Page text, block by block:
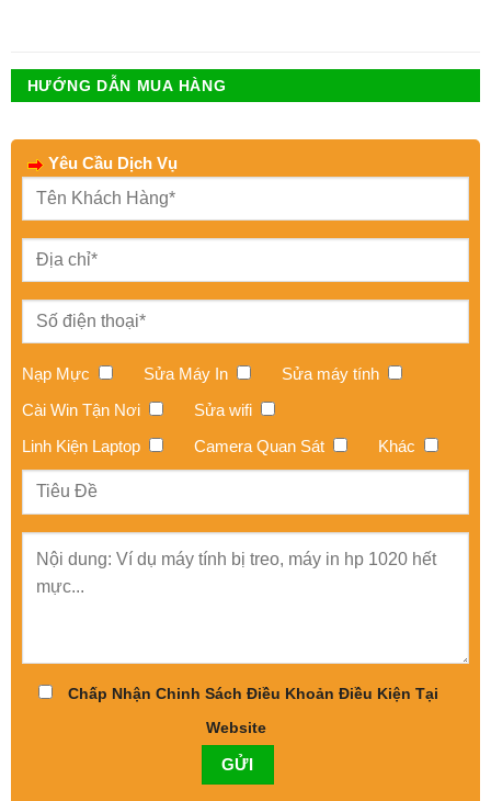
HƯỚNG DẪN MUA HÀNG
Yêu Cầu Dịch Vụ
Nạp Mực Sửa Máy In
Sửa máy tính
Cài Win Tận Nơi
Sửa wifi
Linh Kiện Laptop
Camera Quan Sát Khác
Chấp Nhận Chinh Sách Điều Khoản Điều Kiện Tại
Website